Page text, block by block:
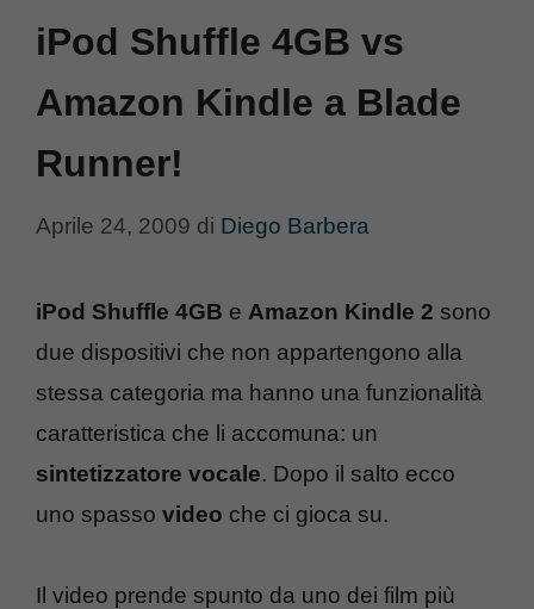
iPod Shuffle 4GB vs
Amazon Kindle a Blade
Runner!
Aprile 24, 2009 di Diego Barbera
iPod Shuffle 4GB e Amazon Kindle 2 sono
due dispositivi che non appartengono alla
stessa categoria ma hanno una funzionalità
caratteristica che li accomuna: un
sintetizzatore vocale. Dopo il salto ecco
uno spasso video che ci gioca su.
Il video prende spunto da uno dei film più